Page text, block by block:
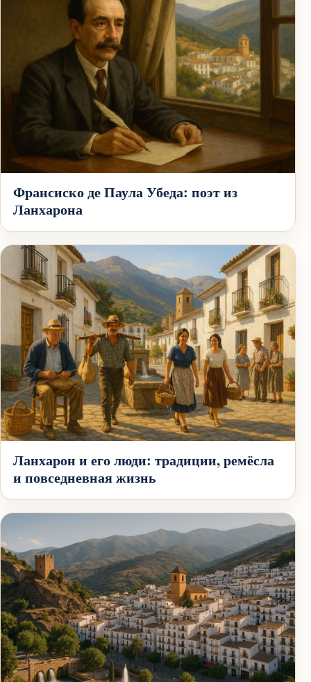
Франсиско де Паула Убеда: поэт из
Ланхарона
Ланхарон и его люди: традиции, ремёсла
и повседневная жизнь